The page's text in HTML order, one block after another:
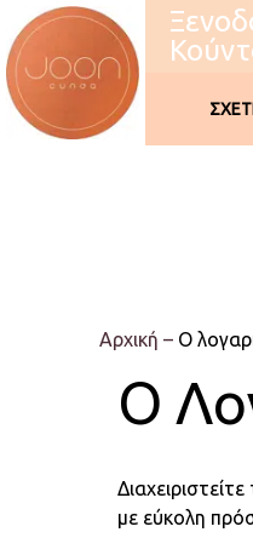
Αρχική – Ο
Ο
με εύκολη